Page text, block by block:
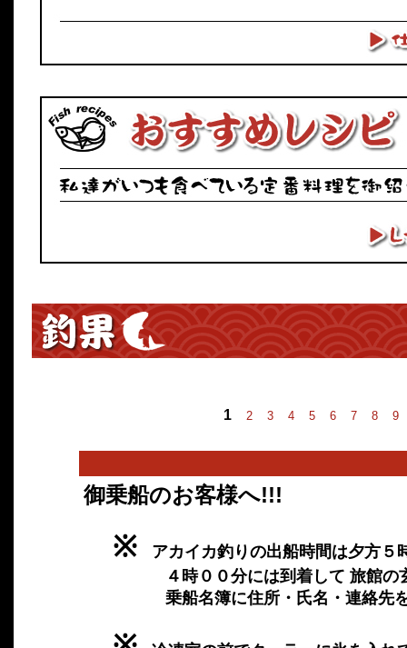
1 2 3 4 5 6 7 8 9
御乗船のお客様へ!!!
※
アカイカ釣りの出船時間は夕方５
４時００分には到着して 旅館の玄
乗船名簿に住所・氏名・連絡先を